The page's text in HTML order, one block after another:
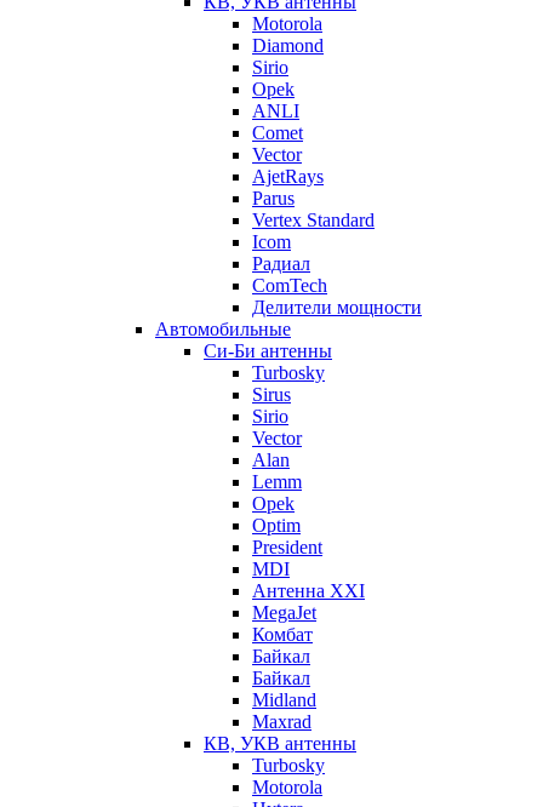
Motorola
Diamond
Sirio
Opek
ANLI
Comet
Vector
AjetRays
Parus
Vertex Standard
Icom
Радиал
ComTech
Делители мощности
Автомобильные
Си-Би антенны
Turbosky
Sirus
Sirio
Vector
Alan
Lemm
Opek
Optim
President
MDI
Антенна XXI
MegaJet
Комбат
Байкал
Байкал
Midland
Maxrad
КВ, УКВ антенны
Turbosky
Motorola